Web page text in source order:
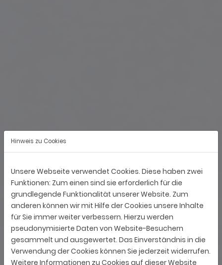
Hinweis zu Cookies
Unsere Webseite verwendet Cookies. Diese haben zwei
Funktionen: Zum einen sind sie erforderlich für die
grundlegende Funktionalität unserer Website. Zum
anderen können wir mit Hilfe der Cookies unsere Inhalte
für Sie immer weiter verbessern. Hierzu werden
pseudonymisierte Daten von Website-Besuchern
gesammelt und ausgewertet. Das Einverständnis in die
Verwendung der Cookies können Sie jederzeit widerrufen.
Weitere Informationen zu Cookies auf dieser Website